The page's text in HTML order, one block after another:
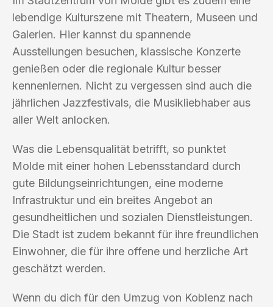
lebendige Kulturszene mit Theatern, Museen und
Galerien. Hier kannst du spannende
Ausstellungen besuchen, klassische Konzerte
genießen oder die regionale Kultur besser
kennenlernen. Nicht zu vergessen sind auch die
jährlichen Jazzfestivals, die Musikliebhaber aus
aller Welt anlocken.
Was die Lebensqualität betrifft, so punktet
Molde mit einer hohen Lebensstandard durch
gute Bildungseinrichtungen, eine moderne
Infrastruktur und ein breites Angebot an
gesundheitlichen und sozialen Dienstleistungen.
Die Stadt ist zudem bekannt für ihre freundlichen
Einwohner, die für ihre offene und herzliche Art
geschätzt werden.
Wenn du dich für den Umzug von Koblenz nach